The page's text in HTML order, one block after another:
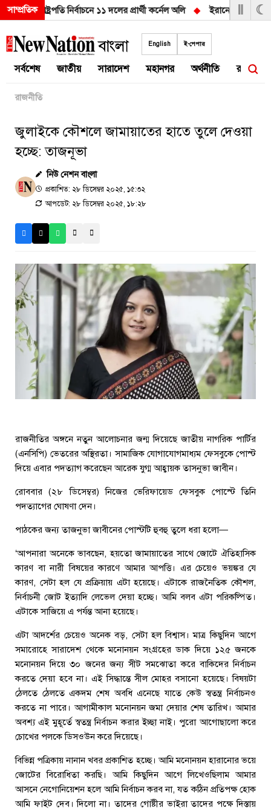
সাম্প্রতিক
◆ রাষ্ট্রপতি নির্বাচনে ১১ দলের প্রার্থী কর্নেল অলি ◆ ইরানের শর্ত না ☾
to
English ই-পেপার
সর্বশেষ জাতীয় সারাদেশ মহানগর অর্থনীতি রাজনীতি
রাজনীতি
জুলাইকে কৌশলে জামায়াতের হাতে তুলে দেওয়া
হচ্ছে: তাজনূভা
নিউ নেশন বাংলা
প্রকাশিত: ২৮ ডিসেম্বর ২০২৫, ১৫:৩২
আপডেট: ২৮ ডিসেম্বর ২০২৫, ১৮:২৮
রাজনীতির অঙ্গনে নতুন আলোচনার জন্ম দিয়েছে জাতীয় নাগরিক পার্টির
(এনসিপি) ভেতরের অস্থিরতা। সামাজিক যোগাযোগমাধ্যম ফেসবুকে পোস্ট
দিয়ে এবার পদত্যাগ করেছেন আরেক যুগ্ম আহ্বায়ক তাসনুভা জাবীন।
রোববার (২৮ ডিসেম্বর) নিজের ভেরিফায়েড ফেসবুক পোস্টে তিনি
পদত্যাগের ঘোষণা দেন।
পাঠকের জন্য তাজনুভা জাবীনের পোস্টটি হুবহু তুলে ধরা হলো—
‘আপনারা অনেকে ভাবছেন, হয়তো জামায়াতের সাথে জোটে ঐতিহাসিক
কারণ বা নারী বিষয়ের কারণে আমার আপত্তি। এর চেয়েও ভয়ঙ্কর যে
কারণ, সেটা হল যে প্রক্রিয়ায় এটা হয়েছে। এটাকে রাজনৈতিক কৌশল,
নির্বাচনী জোট ইত্যাদি লেভেল দেয়া হচ্ছে। আমি বলব এটা পরিকল্পিত।
এটাকে সাজিয়ে এ পর্যন্ত আনা হয়েছে।
এটা আদর্শের চেয়েও অনেক বড়, সেটা হল বিশ্বাস। মাত্র কিছুদিন আগে
সমারোহে সারাদেশ থেকে মনোনয়ন সংগ্রহের ডাক দিয়ে ১২৫ জনকে
মনোনয়ন দিয়ে ৩০ জনের জন্য সীট সমঝোতা করে বাকিদের নির্বাচন
করতে দেয়া হবে না। এই সিদ্ধান্তে সীল মোহর বসানো হয়েছে। বিষয়টা
ঠেলতে ঠেলতে একদম শেষ অবধি এনেছে যাতে কেউ স্বতন্ত্র নির্বাচনও
করতে না পারে। আগামীকাল মনোনয়ন জমা দেয়ার শেষ তারিখ। আমার
অবশ্য এই মুহূর্তে স্বতন্ত্র নির্বাচন করার ইচ্ছা নাই। পুরো আগোছালো করে
চোখের পলকে ডিসওউন করে দিয়েছে।
বিভিন্ন পত্রিকায় নানান খবর প্রকাশিত হচ্ছে। আমি মনোনয়ন হারানোর ভয়ে
জোটের বিরোধিতা করছি। আমি কিছুদিন আগে লিখেওছিলাম আমার
আসনে নেগোনিয়েশন হলে আমি নির্বাচন করব না, যত কঠিন প্রতিপক্ষ হোক
আমি ফাইট দেব। দিলো না। তাদের গোষ্টীর ভাইরা তাদের পক্ষে দিস্তায়